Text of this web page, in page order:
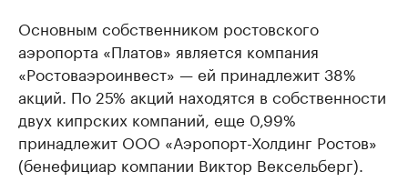
Основным собственником ростовского
аэропорта «Платов» является компания
«Ростоваэроинвест» — ей принадлежит 38%
акций. По 25% акций находятся в собственности
двух кипрских компаний, еще 0,99%
принадлежит ООО «Аэропорт-Холдинг Ростов»
(бенефициар компании Виктор Вексельберг).